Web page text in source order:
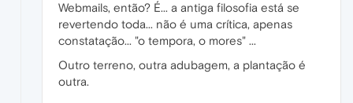
Webmails, então? É... a antiga filosofia está se
revertendo toda... não é uma crítica, apenas
constatação... "o tempora, o mores" ...
Outro terreno, outra adubagem, a plantação é
outra.